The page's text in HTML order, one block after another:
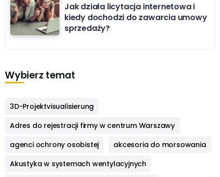
Jak działa licytacja internetowa i
kiedy dochodzi do zawarcia umowy
sprzedaży?
Wybierz temat
3D-Projektvisualisierung
Adres do rejestracji firmy w centrum Warszawy
agenci ochrony osobistej
akcesoria do morsowania
Akustyka w systemach wentylacyjnych